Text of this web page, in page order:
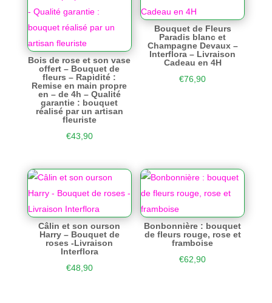
Bois de rose et son vase
offert – Bouquet de
fleurs – Rapidité :
Remise en main propre
en – de 4h – Qualité
garantie : bouquet
réalisé par un artisan
fleuriste
€43,90
Bouquet de Fleurs
Paradis blanc et
Champagne Devaux –
Interflora – Livraison
Cadeau en 4H
€76,90
Câlin et son ourson
Harry – Bouquet de
roses -Livraison
Interflora
€48,90
Bonbonnière : bouquet
de fleurs rouge, rose et
framboise
€62,90